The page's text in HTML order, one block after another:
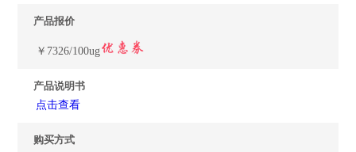
产品报价
￥7326/100ug
产品说明书
点击查看
购买方式